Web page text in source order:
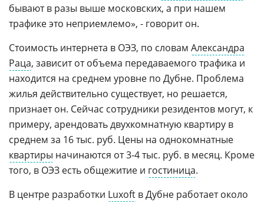
бывают в разы выше московских, а при нашем
трафике это неприемлемо», - говорит он.
Стоимость интернета в ОЭЗ, по словам Александра
Раца, зависит от объема передаваемого трафика и
находится на среднем уровне по Дубне. Проблема
жилья действительно существует, но решается,
признает он. Сейчас сотрудники резидентов могут, к
примеру, арендовать двухкомнатную квартиру в
среднем за 16 тыс. руб. Цены на однокомнатные
квартиры начинаются от 3-4 тыс. руб. в месяц. Кроме
того, в ОЭЗ есть общежитие и гостиница.
В центре разработки Luxoft в Дубне работает около